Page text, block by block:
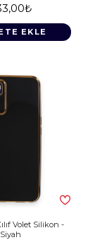
EKLE
Volet Silikon -
Siyah